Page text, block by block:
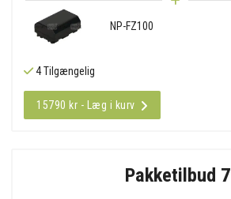
NP-FZ100
4 Tilgængelig
15790 kr - Læg i kurv
Pakketilbud 7